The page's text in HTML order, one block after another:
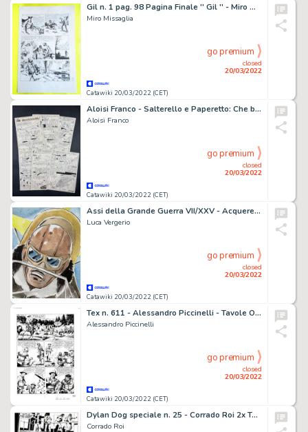
Gil n. 1 pag. 98 Pagina Finale '' Gil '' - Miro Missaglia Tavola Originale Firmata - (1982)
Miro Missaglia
Catawiki 20/03/2022 (CET)
closed
20/03/2022
go premium
Aloisi Franco - Salterello e Paperetto: Che boccone! - Page volante - Exemplaire unique
Aloisi Franco
Catawiki 20/03/2022 (CET)
closed
20/03/2022
go premium
Assi della Grande Guerra VII/XXV - Acquerello originale nel Portfolio con 13 grafiche firmate - Page volante - EO - (2018)
Luca Vergerio
Catawiki 20/03/2022 (CET)
closed
20/03/2022
go premium
Tex n. 611 - Alessandro Piccinelli - Tavole Originali "I Trappers di Yellowstone" - Page volante - Exemplaire unique - (2014)
Alessandro Piccinelli
Catawiki 20/03/2022 (CET)
closed
20/03/2022
go premium
Dylan Dog speciale n. 25 - Corrado Roi 2x Tavola Originale "La piramide capovolta" - Page volante - Exemplaire unique - (2012)
Corrado Roi